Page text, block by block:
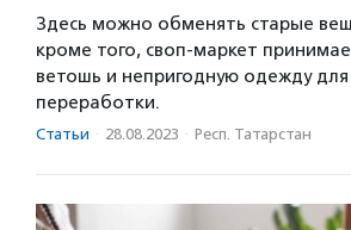
Здесь можно обменять старые
кроме того, своп-маркет
ветошь и непригодную одежду
переработки.
Статьи · 28.08.2023 · Респ. Татарстан